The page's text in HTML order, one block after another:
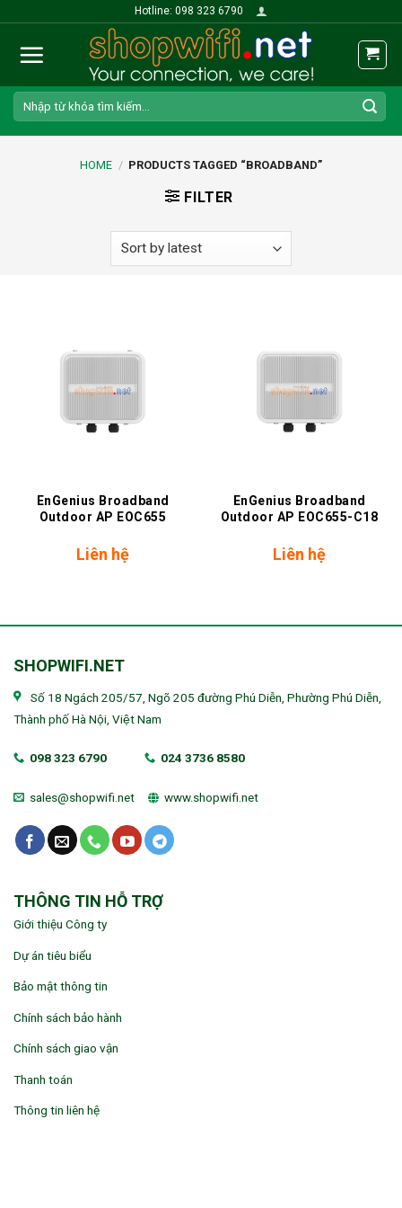
content
Hotline: 098 323 6790
Search
for:
HOME / PRODUCTS TAGGED “BROADBAND”
FILTER
EnGenius Broadband
Outdoor AP EOC655
Liên hệ
EnGenius Broadband
Outdoor AP EOC655-C18
Liên hệ
SHOPWIFI.NET
Số 18 Ngách 205/57, Ngõ 205 đường Phú Diễn, Phường Phú Diễn,
Thành phố Hà Nội, Việt Nam
098 323 6790 024 3736 8580
sales@shopwifi.net www.shopwifi.net
THÔNG TIN HỖ TRỢ
Giới thiệu Công ty
Dự án tiêu biểu
Bảo mật thông tin
Chính sách bảo hành
Chính sách giao vận
Thanh toán
Thông tin liên hệ